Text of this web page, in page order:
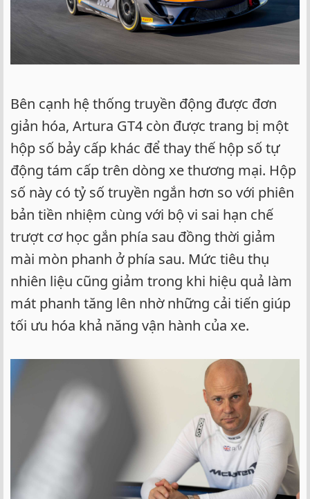
Bên cạnh hệ thống truyền động được đơn
giản hóa, Artura GT4 còn được trang bị một
hộp số bảy cấp khác để thay thế hộp số tự
động tám cấp trên dòng xe thương mại. Hộp
số này có tỷ số truyền ngắn hơn so với phiên
bản tiền nhiệm cùng với bộ vi sai hạn chế
trượt cơ học gắn phía sau đồng thời giảm
mài mòn phanh ở phía sau. Mức tiêu thụ
nhiên liệu cũng giảm trong khi hiệu quả làm
mát phanh tăng lên nhờ những cải tiến giúp
tối ưu hóa khả năng vận hành của xe.